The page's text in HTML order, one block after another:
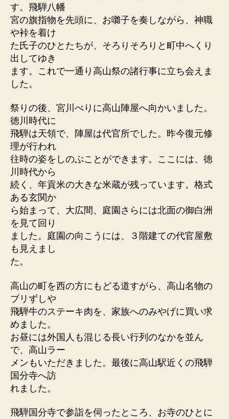
す。飛騨八幡
宮の旗指物を先頭に、お囃子を奏しながら、神職
や裃を着け
た氏子のひとたちが、そろりそろりと町中へくり
出してゆき
ます。これで一通り高山祭の諸行事に立ち会えま
した。
祭りの後、宮川べりに高山陣屋へ向かいました。
徳川時代に
飛騨は天領で、陣屋は代官所でした。昨今復元修
理が行われ
往時の姿をしのぶことができます。ここには、徳
川時代から
続く、年貢米の大きな米蔵が残っています。格式
ある玄関か
ら始まって、大広間、庭園さらには北面の御白洲
を見て回り
ました。庭園の向こうには、３階建ての代官屋敷
も見えまし
た。
高山の町を西の方にもどる道すがら、高山名物の
ブリずしや
飛騨牛のステーキ肉を、家族へのみやげに買い求
めました。
お昼には外国人も混じる長い行列のなかを並ん
で、高山ラー
メンもいただきました。最後に高山駅近くの飛騨
国分寺へ訪
れました。
飛騨国分寺で参詣を伺ったところ、お寺のひとに